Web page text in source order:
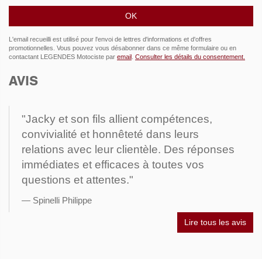
L'email recueilli est utilisé pour l'envoi de lettres d'informations et d'offres
promotionnelles. Vous pouvez vous désabonner dans ce même formulaire ou en
contactant LEGENDES Motociste par email Consulter les détails du consentement.
AVIS
"Jacky et son fils allient compétences,
convivialité et honnêteté dans leurs
relations avec leur clientèle. Des réponses
immédiates et efficaces à toutes vos
questions et attentes."
Spinelli Philippe
Lire tous les avis